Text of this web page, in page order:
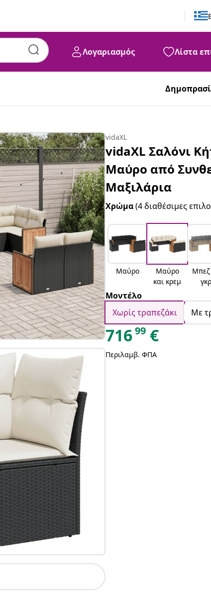
Λογαριασμός Λίστα
vidaXL
vidaXL Σαλόνι
Μαύρο από
Μαξιλάρια
Χρώμα(4 διαθέσιμες
Μαύρο
Μαύρο
και κρεμ
Μπεζ
Μοντέλο
Χωρίς τραπεζάκι
Με
71699 €
Περιλαμβ. ΦΠΑ